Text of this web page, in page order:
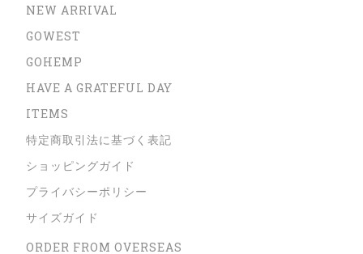
NEW ARRIVAL
GOWEST
GOHEMP
HAVE A GRATEFUL DAY
ITEMS
特定商取引法に基づく表記
ショッピングガイド
プライバシーポリシー
サイズガイド
ORDER FROM OVERSEAS